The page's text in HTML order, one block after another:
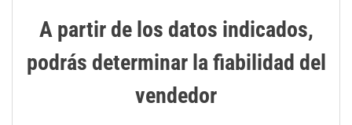
A partir de los datos indicados,
podrás determinar la fiabilidad del
vendedor